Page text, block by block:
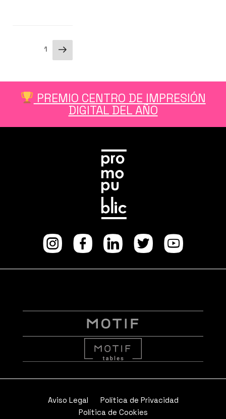
Minute’»
Paginación
Página1 Siguiente
página
PREMIO CENTRO DE IMPRESIÓN
DIGITAL DEL AÑO
Instagram
facebook
Aviso Legal
Política de Privacidad
Política de Cookies